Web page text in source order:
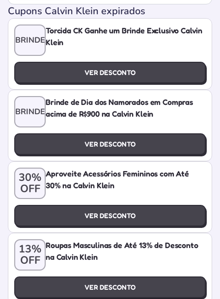
Cupons Calvin Klein expirados
BRINDE
Torcida CK Ganhe um Brinde Exclusivo Calvin
Klein
VER DESCONTO
BRINDE
Brinde de Dia dos Namorados em Compras
acima de R$900 na Calvin Klein
VER DESCONTO
30%
OFF
Aproveite Acessórios Femininos com Até
30% na Calvin Klein
VER DESCONTO
13%
OFF
Roupas Masculinas de Até 13% de Desconto
na Calvin Klein
VER DESCONTO